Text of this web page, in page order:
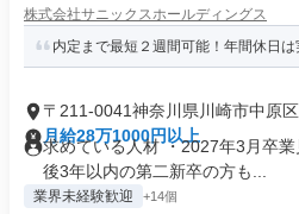
株式会社サニックスホールディングス
内定まで最短２週間可能！年間休日
〒211-0041神奈川県川崎市中原
月給28万1000円以上
求めている人材 ・2027年3月卒
後3年以内の第二新卒の方も...
業界未経験歓迎 +14個